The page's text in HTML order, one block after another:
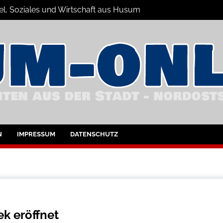
Soziales und Wirtschaft aus Husum
Umgebung
IMPRESSUM DATENSCHUTZ
eröffnet